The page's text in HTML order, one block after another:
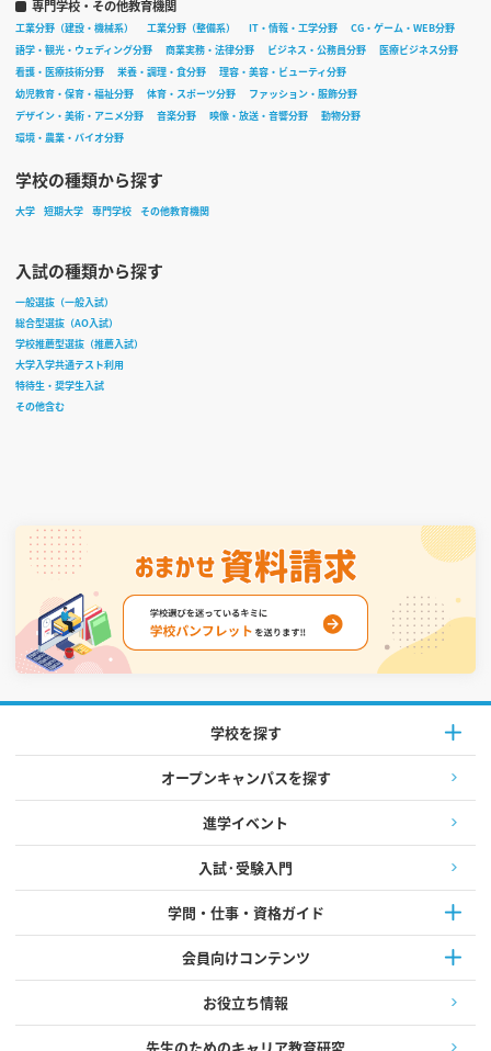
専門学校・その他教育機関
工業分野（建設・機械系） 工業分野（整備系） IT・情報・工学分野
CG・ゲーム・WEB分野
語学・観光・ウェディング分野
商業実務・法律分野 ビジネス・公務員分野
医療ビジネス分野
看護・医療技術分野
栄養・調理・食分野
理容・美容・ビューティ分野
幼児教育・保育・福祉分野
体育・スポーツ分野
ファッション・服飾分野
デザイン・美術・アニメ分野
音楽分野 映像・放送・音響分野
動物分野
環境・農業・バイオ分野
学校の種類から探す
大学 短期大学 専門学校 その他教育機関
入試の種類から探す
一般選抜（一般入試）
総合型選抜（AO入試）
学校推薦型選抜（推薦入試）
大学入学共通テスト利用
特待生・奨学生入試
その他含む
学校を探す
オープンキャンパスを探す
進学イベント
入試·受験入門
学問・仕事・資格ガイド
会員向けコンテンツ
お役立ち情報